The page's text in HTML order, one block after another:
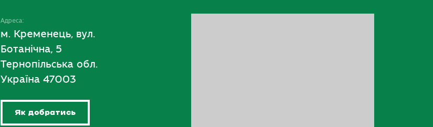
Адреса:
м. Кременець, вул.
Ботанічна, 5
Тернопільська обл.
Україна 47003
Як добратись